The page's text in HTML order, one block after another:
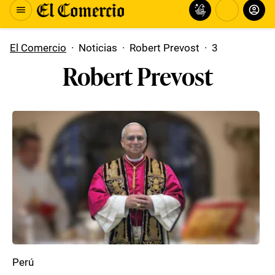
El Comercio · Noticias · Robert Prevost · 3
Robert Prevost
Perú